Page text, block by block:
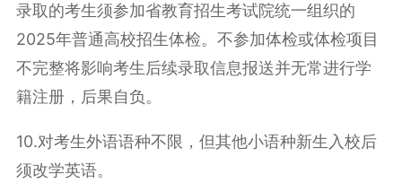
录取的考生须参加省教育招生考试院统一组织的
2025年普通高校招生体检。不参加体检或体检项目
不完整将影响考生后续录取信息报送并无常进行学
籍注册，后果自负。
10.对考生外语语种不限，但其他小语种新生入校后
须改学英语。